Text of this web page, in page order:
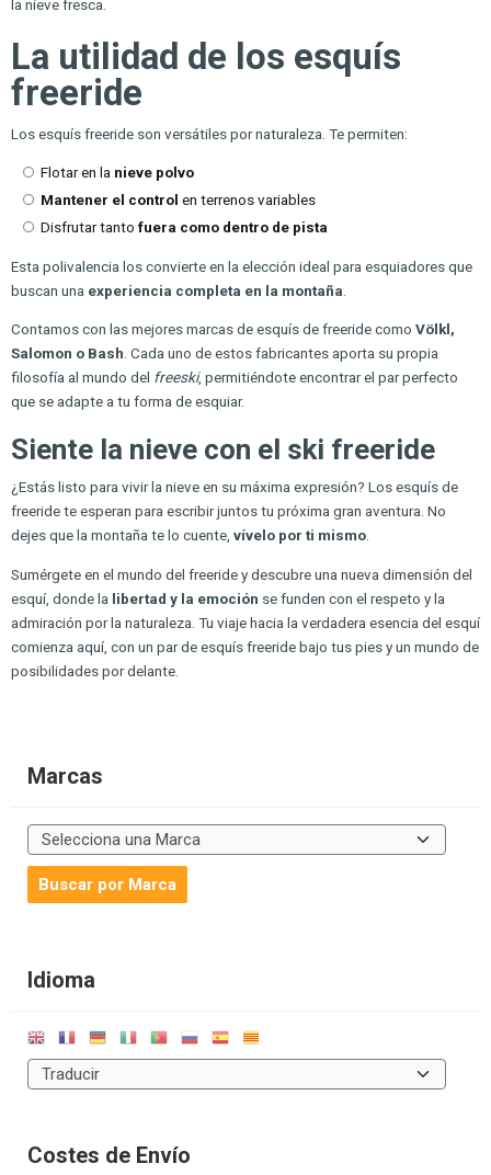
Marcas
Idioma
Costes de Envío
la nieve fresca.
La utilidad de los esquís
freeride
Los esquís freeride son versátiles por naturaleza. Te permiten:
Flotar en la nieve polvo
Mantener el control en terrenos variables
Disfrutar tanto fuera como dentro de pista
Esta polivalencia los convierte en la elección ideal para esquiadores que
buscan una experiencia completa en la montaña
Contamos con las mejores marcas de esquís de freeride como Völkl,
Salomon o Bash . Cada uno de estos fabricantes aporta su propia
filosofía al mundo del freeski, permitiéndote encontrar el par perfecto
que se adapte a tu forma de esquiar.
Siente la nieve con el ski freeride
¿Estás listo para vivir la nieve en su máxima expresión? Los esquís de
freeride te esperan para escribir juntos tu próxima gran aventura. No
dejes que la montaña te lo cuente, vívelo por ti mismo
Sumérgete en el mundo del freeride y descubre una nueva dimensión del
esquí, donde la libertad y la emoción se funden con el respeto y la
admiración por la naturaleza. Tu viaje hacia la verdadera esencia del esquí
comienza aquí, con un par de esquís freeride bajo tus pies y un mundo de
posibilidades por delante.